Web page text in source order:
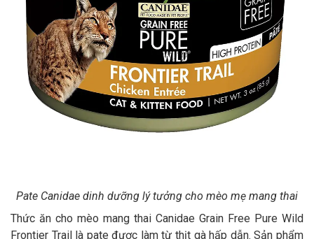
Pate Canidae dinh dưỡng lý tưởng cho mèo mẹ mang thai
Thức ăn cho mèo mang thai Canidae Grain Free Pure Wild
Frontier Trail là pate được làm từ thịt gà hấp dẫn. Sản phẩm